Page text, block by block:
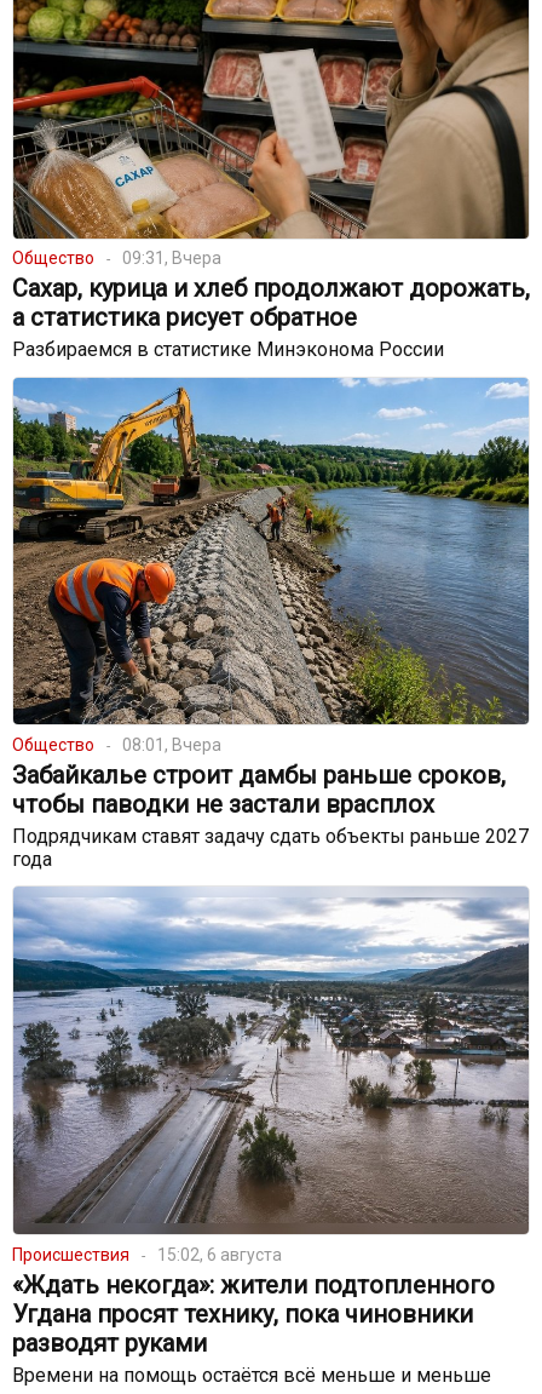
Общество 09:31, Вчера
Сахар, курица и хлеб продолжают дорожать,
а статистика рисует обратное
Разбираемся в статистике Минэконома России
Общество 08:01, Вчера
Забайкалье строит дамбы раньше сроков,
чтобы паводки не застали врасплох
Подрядчикам ставят задачу сдать объекты раньше 2027
года
Происшествия 15:02, 6 августа
«Ждать некогда»: жители подтопленного
Угдана просят технику, пока чиновники
разводят руками
Времени на помощь остаётся всё меньше и меньше